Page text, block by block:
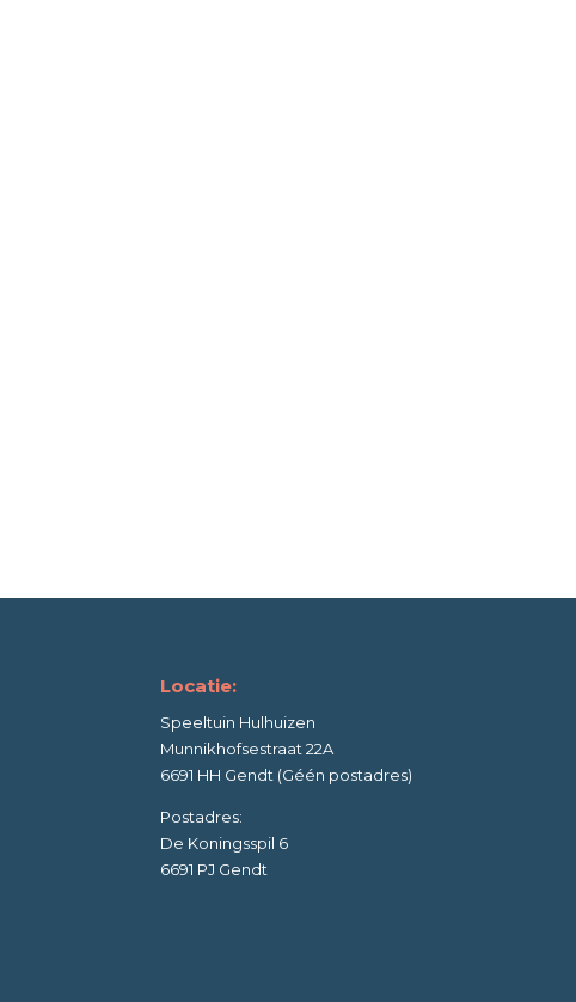
Locatie:
Speeltuin Hulhuizen
Munnikhofsestraat 22A
6691 HH Gendt (Géén postadres)
Postadres:
De Koningsspil 6
6691 PJ Gendt